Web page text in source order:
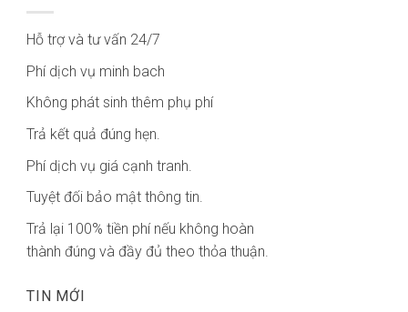
Hỗ trợ và tư vấn 24/7
Phí dịch vụ minh bach
Không phát sinh thêm phụ phí
Trả kết quả đúng hẹn.
Phí dịch vụ giá cạnh tranh.
Tuyệt đối bảo mật thông tin.
Trả lại 100% tiền phí nếu không hoàn
thành đúng và đầy đủ theo thỏa thuận.
TIN MỚI